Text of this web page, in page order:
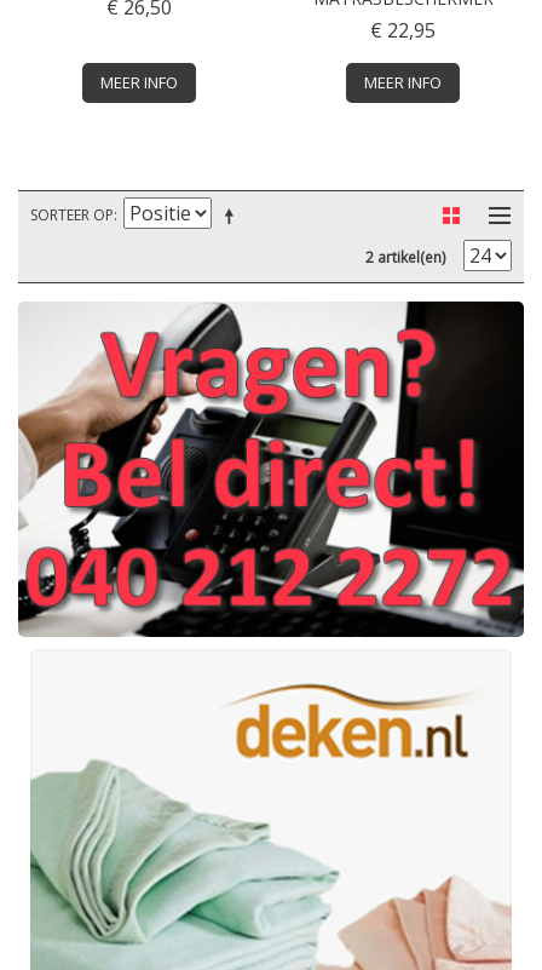
€ 26,50
MEER INFO
€ 22,95
MEER INFO
SORTEER OP
2 artikel(en)